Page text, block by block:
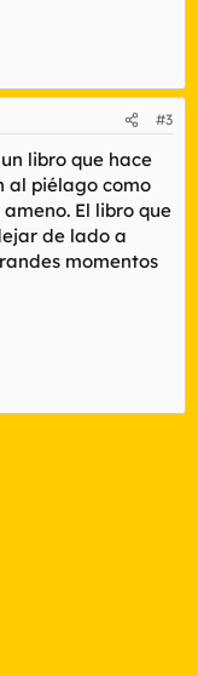
#3
libro que hace
al piélago como
El libro que
de lado a
momentos